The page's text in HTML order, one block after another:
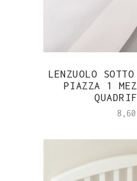
LENZUOLO
PIAZZA 1
8,60